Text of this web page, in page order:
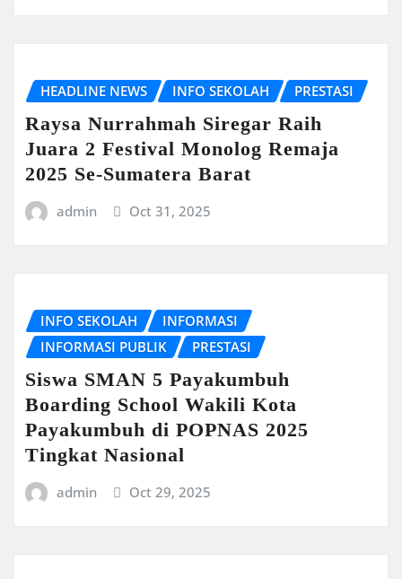
HEADLINE NEWS INFO SEKOLAH PRESTASI
Raysa Nurrahmah Siregar Raih
Juara 2 Festival Monolog Remaja
2025 Se-Sumatera Barat
admin Oct 31, 2025
INFO SEKOLAH
INFORMASI
INFORMASI PUBLIK
PRESTASI
Siswa SMAN 5 Payakumbuh
Boarding School Wakili Kota
Payakumbuh di POPNAS 2025
Tingkat Nasional
admin Oct 29, 2025